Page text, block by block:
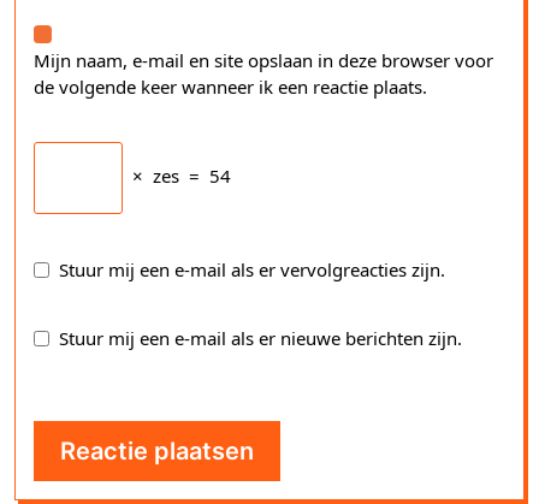
Mijn naam, e-mail en site opslaan in deze browser voor
de volgende keer wanneer ik een reactie plaats.
× zes = 54
Stuur mij een e-mail als er vervolgreacties zijn.
Stuur mij een e-mail als er nieuwe berichten zijn.